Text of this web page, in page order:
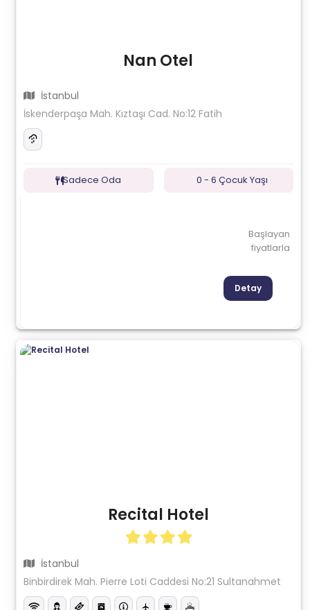
Nan Otel
İstanbul
İskenderpaşa Mah. Kıztaşı Cad. No:12 Fatih
Sadece Oda 0 - 6 Çocuk Yaşı
Başlayan
fiyatlarla
Detay
Recital Hotel
İstanbul
Binbirdirek Mah. Pierre Loti Caddesi No:21 Sultanahmet